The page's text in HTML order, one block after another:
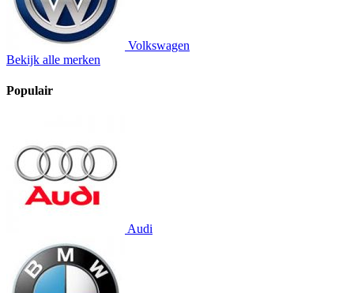
Volkswagen
Bekijk alle merken
Populair
Audi